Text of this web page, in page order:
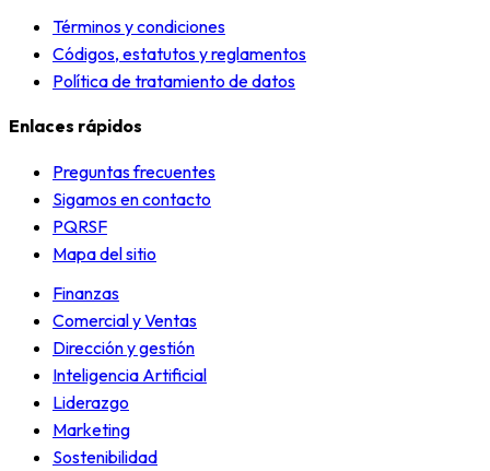
Términos y condiciones
Códigos, estatutos y reglamentos
Política de tratamiento de datos
Enlaces rápidos
Preguntas frecuentes
Sigamos en contacto
PQRSF
Mapa del sitio
Finanzas
Comercial y Ventas
Dirección y gestión
Inteligencia Artificial
Liderazgo
Marketing
Sostenibilidad